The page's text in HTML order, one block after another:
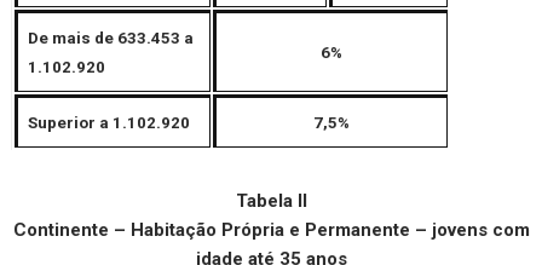
De mais de 633.453 a
1.102.920
6%
Superior a 1.102.920 7,5%
Tabela II
Continente – Habitação Própria e Permanente – jovens com
idade até 35 anos